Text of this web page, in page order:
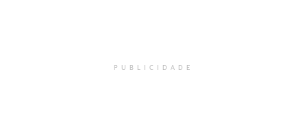
PUBLICIDADE